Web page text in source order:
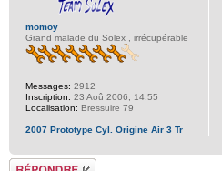
momoy
Grand malade du Solex , irrécupérable
Messages: 2912
Inscription: 23 Aoû 2006, 14:55
Localisation: Bressuire 79
2007 Prototype Cyl. Origine Air 3 Tr
Répondre